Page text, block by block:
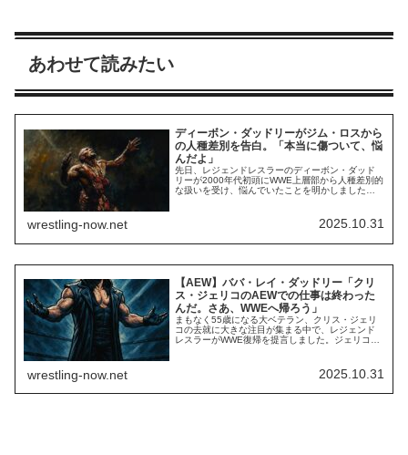
あわせて読みたい
ディーボン・ダッドリーがジム・ロスから
の人種差別を告白。「本当に傷ついて、悩
んだよ」
先日、レジェンドレスラーのディーボン・ダッド
リーが2000年代初頭にWWE上層部から人種差別的
な扱いを受け、悩んでいたことを明かしました。
いで、君が嫌いなんだ」と言うんだよ。俺は
「え、マジで？ 今って1999年だろ？いや、2000
wrestling-now.net 2025.10.31
【AEW】ババ・レイ・ダッドリー「クリ
ス・ジェリコのAEWでの仕事は終わった
んだ。さあ、WWEへ帰ろう」
まもなく55歳になる大ベテラン、クリス・ジェリ
コの去就に大きな注目が集まる中で、レジェンド
レスラーがWWE復帰を提言しました。ジェリコの
盛んに噂されています。TNAや新日本プロレスも
興味を持っているとされる中で、やはりWWE復帰
wrestling-now.net 2025.10.31